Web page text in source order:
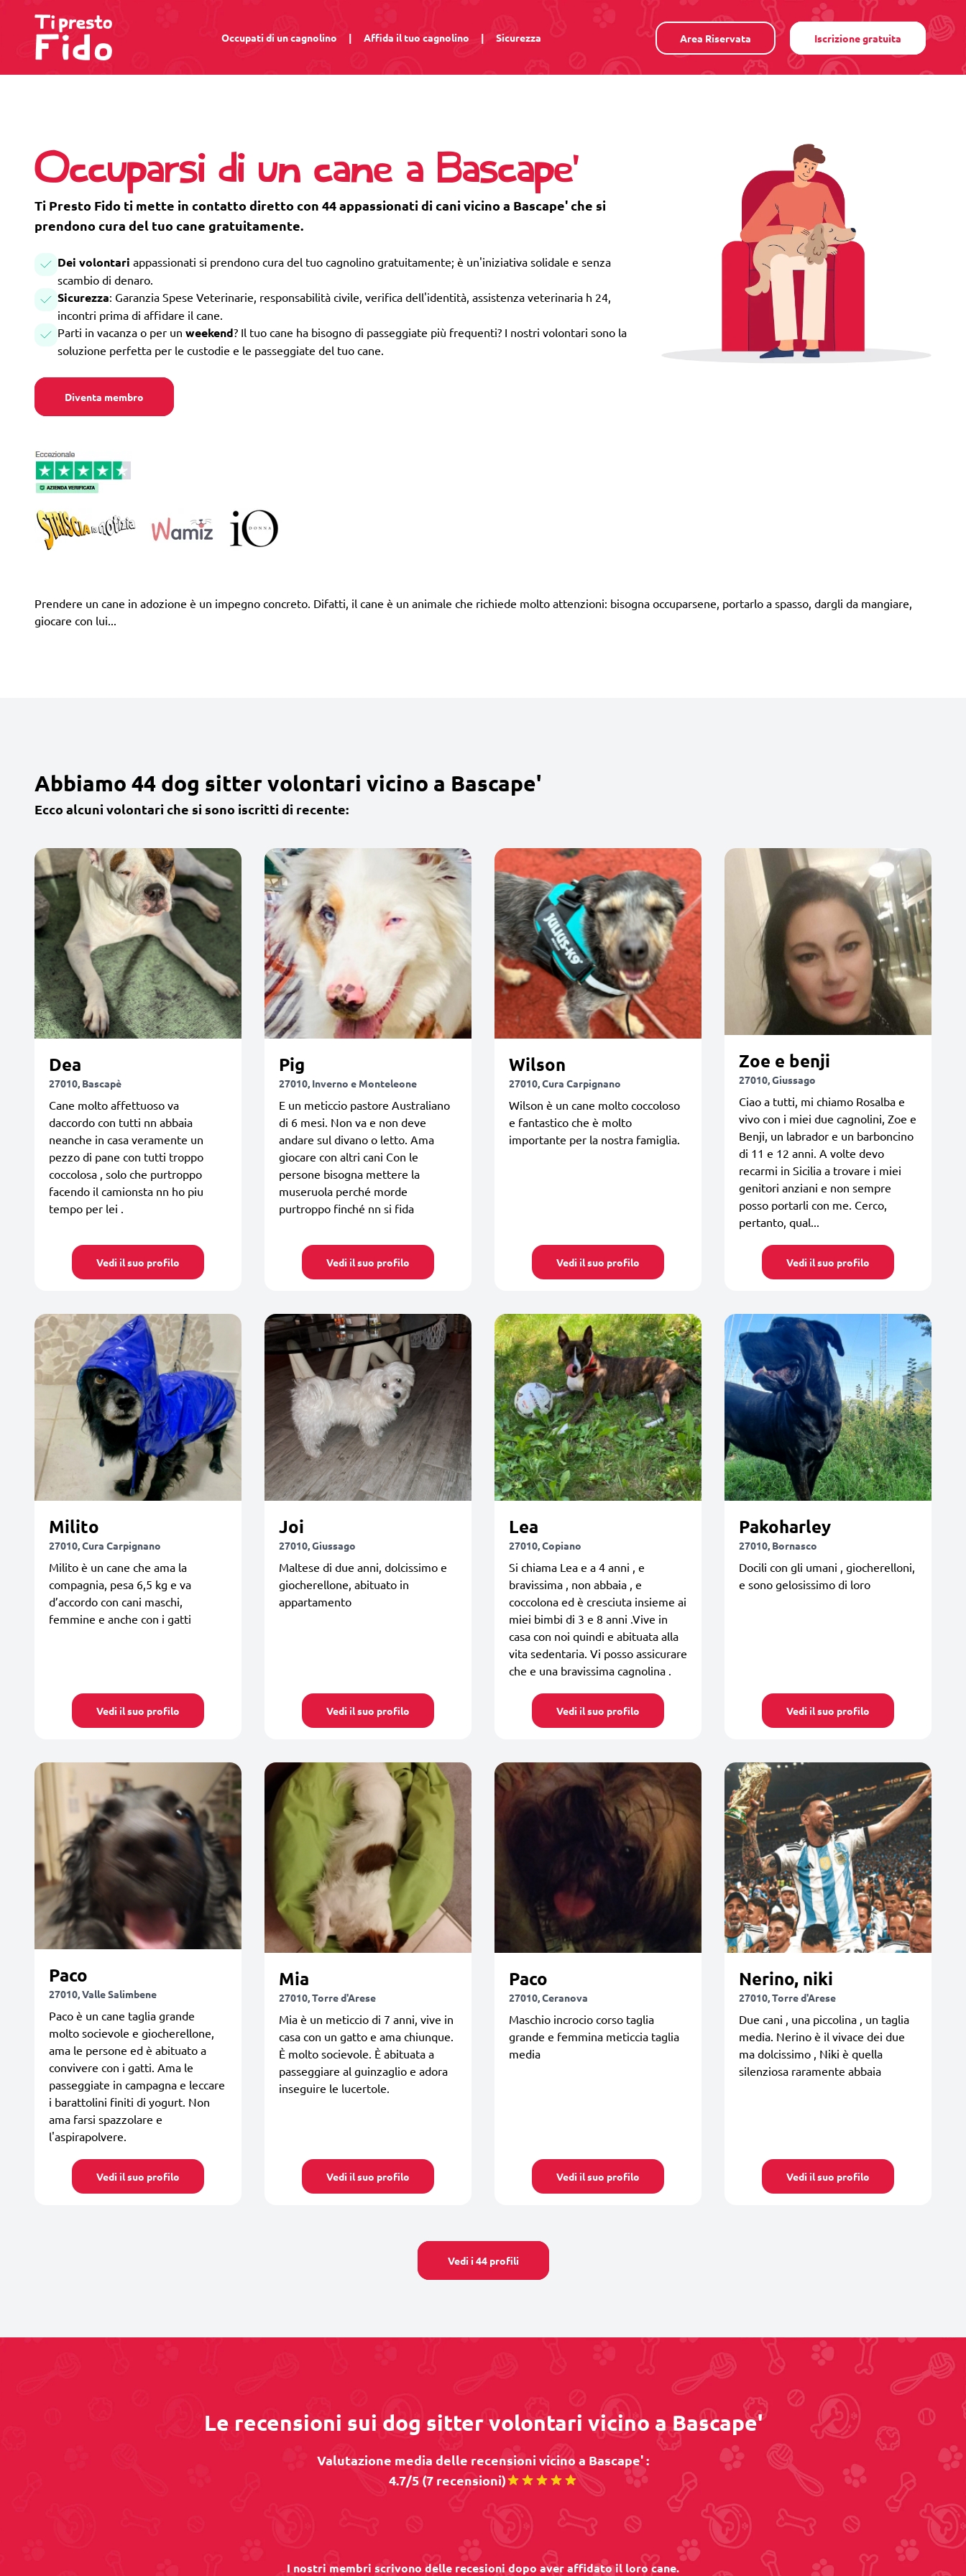
Occupati di un cagnolino | Affida il tuo cagnolino | Sicurezza Area Riservata Iscrizione gratuita
Occuparsi di un cane a Bascape'
Ti Presto Fido ti mette in contatto diretto con 44 appassionati di cani vicino a Bascape' che si
prendono cura del tuo cane gratuitamente.
Dei volontari appassionati si prendono cura del tuo cagnolino gratuitamente; è un'iniziativa solidale e senza
scambio di denaro.
Sicurezza: Garanzia Spese Veterinarie, responsabilità civile, verifica dell'identità, assistenza veterinaria h 24,
incontri prima di affidare il cane.
Parti in vacanza o per un weekend? Il tuo cane ha bisogno di passeggiate più frequenti? I nostri volontari sono la
soluzione perfetta per le custodie e le passeggiate del tuo cane.
Diventa membro
Prendere un cane in adozione è un impegno concreto. Difatti, il cane è un animale che richiede molto attenzioni: bisogna occuparsene, portarlo a spasso, dargli da mangiare,
giocare con lui...
Abbiamo 44 dog sitter volontari vicino a Bascape'
Ecco alcuni volontari che si sono iscritti di recente:
Dea
27010, Bascapè
Cane molto affettuoso va
daccordo con tutti nn abbaia
neanche in casa veramente un
pezzo di pane con tutti troppo
coccolosa , solo che purtroppo
facendo il camionsta nn ho piu
tempo per lei .
Vedi il suo profilo
Pig
27010, Inverno e Monteleone
E un meticcio pastore Australiano
di 6 mesi. Non va e non deve
andare sul divano o letto. Ama
giocare con altri cani Con le
persone bisogna mettere la
museruola perché morde
purtroppo finché nn si fida
Vedi il suo profilo
Wilson
27010, Cura Carpignano
Wilson è un cane molto coccoloso
e fantastico che è molto
importante per la nostra famiglia.
Vedi il suo profilo
Zoe e benji
27010, Giussago
Ciao a tutti, mi chiamo Rosalba e
vivo con i miei due cagnolini, Zoe e
Benji, un labrador e un barboncino
di 11 e 12 anni. A volte devo
recarmi in Sicilia a trovare i miei
genitori anziani e non sempre
posso portarli con me. Cerco,
pertanto, qual...
Vedi il suo profilo
Milito
27010, Cura Carpignano
Milito è un cane che ama la
compagnia, pesa 6,5 kg e va
d’accordo con cani maschi,
femmine e anche con i gatti
Vedi il suo profilo
Joi
27010, Giussago
Maltese di due anni, dolcissimo e
giocherellone, abituato in
appartamento
Vedi il suo profilo
Lea
27010, Copiano
Si chiama Lea e a 4 anni , e
bravissima , non abbaia , e
coccolona ed è cresciuta insieme ai
miei bimbi di 3 e 8 anni .Vive in
casa con noi quindi e abituata alla
vita sedentaria. Vi posso assicurare
che e una bravissima cagnolina .
Vedi il suo profilo
Pakoharley
27010, Bornasco
Docili con gli umani , giocherelloni,
e sono gelosissimo di loro
Vedi il suo profilo
Paco
27010, Valle Salimbene
Paco è un cane taglia grande
molto socievole e giocherellone,
ama le persone ed è abituato a
convivere con i gatti. Ama le
passeggiate in campagna e leccare
i barattolini finiti di yogurt. Non
ama farsi spazzolare e
l'aspirapolvere.
Vedi il suo profilo
Mia
27010, Torre d'Arese
Mia è un meticcio di 7 anni, vive in
casa con un gatto e ama chiunque.
È molto socievole. È abituata a
passeggiare al guinzaglio e adora
inseguire le lucertole.
Vedi il suo profilo
Paco
27010, Ceranova
Maschio incrocio corso taglia
grande e femmina meticcia taglia
media
Vedi il suo profilo
Nerino, niki
27010, Torre d'Arese
Due cani , una piccolina , un taglia
media. Nerino è il vivace dei due
ma dolcissimo , Niki è quella
silenziosa raramente abbaia
Vedi il suo profilo
Vedi i 44 profili
Le recensioni sui dog sitter volontari vicino a Bascape'
Valutazione media delle recensioni vicino a Bascape' :
4.7/5 (7 recensioni)
I nostri membri scrivono delle recesioni dopo aver affidato il loro cane.